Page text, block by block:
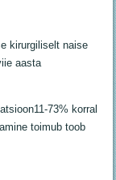
kirurgiliselt naise
aasta
73% korral
toimub toob